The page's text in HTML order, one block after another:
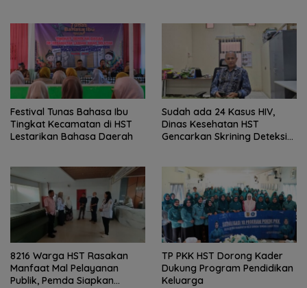
Festival Tunas Bahasa Ibu
Tingkat Kecamatan di HST
Lestarikan Bahasa Daerah
Sudah ada 24 Kasus HIV,
Dinas Kesehatan HST
Gencarkan Skrining Deteksi
8216 Warga HST Rasakan
Manfaat Mal Pelayanan
Publik, Pemda Siapkan
TP PKK HST Dorong Kader
Dukung Program Pendidikan
Keluarga